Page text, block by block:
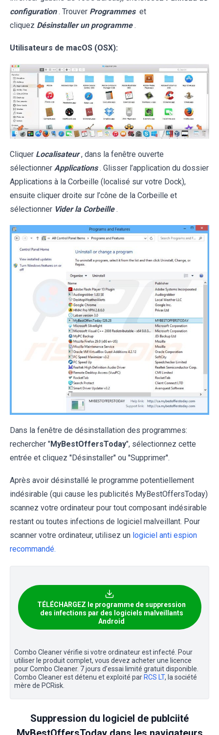
configuration . Trouver Programmes et
cliquez Désinstaller un programme .
Utilisateurs de macOS (OSX):
Cliquer Localisateur , dans la fenêtre ouverte
sélectionner Applications . Glisser l’application du dossier
Applications à la Corbeille (localisé sur votre Dock),
ensuite cliquer droite sur l’cône de la Corbeille et
sélectionner Vider la Corbeille .
Dans la fenêtre de désinstallation des programmes:
rechercher "MyBestOffersToday", sélectionnez cette
entrée et cliquez ''Désinstaller'' ou ''Supprimer''.
Après avoir désinstallé le programme potentiellement
indésirable (qui cause les publicités MyBestOffersToday)
scannez votre ordinateur pour tout composant indésirable
restant ou toutes infections de logiciel malveillant. Pour
scanner votre ordinateur, utilisez un logiciel anti espion
recommandé.
TÉLÉCHARGEZ le programme de suppression
des infections par des logiciels malveillants
Android
Combo Cleaner vérifie si votre ordinateur est infecté. Pour
utiliser le produit complet, vous devez acheter une licence
pour Combo Cleaner. 7 jours d’essai limité gratuit disponible.
Combo Cleaner est détenu et exploité parRCS LT, la société
mère de PCRisk.
Suppression du logiciel de publciité